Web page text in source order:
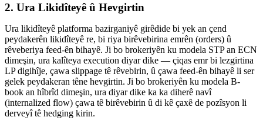
2. Ura Likidîteyê û Hevgirtin
Ura likidîteyê platforma bazirganiyê girêdide bi yek an çend
peydakerên likidîteyê re, bi riya birêvebirina emrên (orders) û
rêveberiya feed-ên bihayê. Ji bo brokeriyên ku modela STP an ECN
dimeşin, ura kalîteya execution diyar dike — çiqas emr bi lezgirtina
LP digihîje, çawa slippage tê rêvebirin, û çawa feed-ên bihayê li ser
gelek peydakeran têne hevgirtin. Ji bo brokeriyên ku modela B-
book an hîbrîd dimeşin, ura diyar dike ka ka diherê navî
(internalized flow) çawa tê birêvebirin û di kê çaxê de pozîsyon li
derveyî tê hedging kirin.